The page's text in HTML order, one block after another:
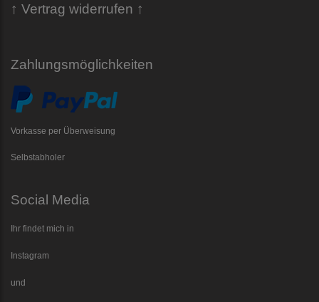
↑ Vertrag widerrufen ↑
Zahlungsmöglichkeiten
Vorkasse per Überweisung
Selbstabholer
Social Media
Ihr findet mich in
Instagram
und